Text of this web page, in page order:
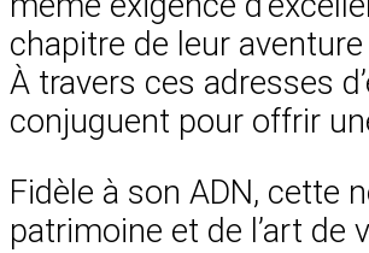
chapitre de leur
À travers ces adresses
conjuguent pour offrir
Fidèle à son ADN, cette
patrimoine et de l’art de